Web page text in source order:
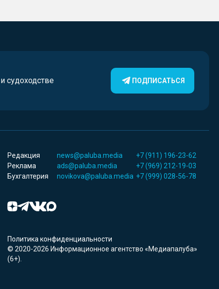
судоходстве ПОДПИСАТЬСЯ
Редакция news@paluba.media
+7 (911) 196-23-62
Реклама
ads@paluba.media
+7 (969) 212-19-03
Бухгалтерия
novikova@paluba.media +7 (999) 028-56-78
Политика конфиденциальности
© 2020-2026 Информационное агентство «Медиапалуба»
(6+).